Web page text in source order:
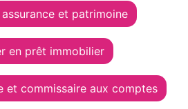
et patrimoine
en prêt immobilier
et commissaire aux comptes